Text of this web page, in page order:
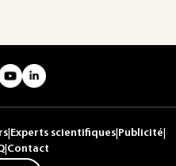
Experts scientifiques Publicité
| Contact